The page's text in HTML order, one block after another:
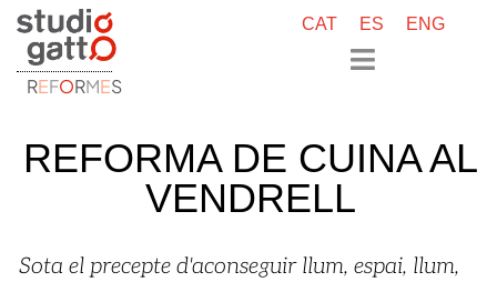
REFORMES
CAT ES ENG
REFORMA DE CUINA AL
VENDRELL
Sota el precepte d'aconseguir llum, espai, llum,